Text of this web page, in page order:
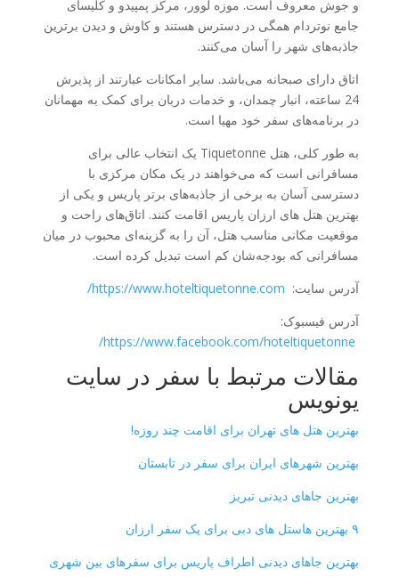
و جوش معروف است. موزه لوور، مرکز پمپیدو و کلیسای
جامع نوتردام همگی در دسترس هستند و کاوش و دیدن برترین
جاذبه‌های شهر را آسان می‌کنند.
اتاق دارای صبحانه می‌باشد. سایر امکانات عبارتند از پذیرش
24 ساعته، انبار چمدان، و خدمات دربان برای کمک به مهمانان
در برنامه‌های سفر خود مهیا است.
به طور کلی، هتل Tiquetonne یک انتخاب عالی برای
مسافرانی است که می‌خواهند در یک مکان مرکزی با
دسترسی آسان به برخی از جاذبه‌های برتر پاریس و یکی از
بهترین هتل های ارزان پاریس اقامت کنند. اتاق‌های راحت و
موقعیت مکانی مناسب هتل، آن را به گزینه‌ای محبوب در میان
مسافرانی که بودجه‌شان کم است تبدیل کرده است.
آدرس سایت: https://www.hoteltiquetonne.com/
آدرس فیسبوک:
https://www.facebook.com/hoteltiquetonne/
مقالات مرتبط با سفر در سایت
یونویس
بهترین هتل های تهران برای اقامت چند روزه!
بهترین شهرهای ایران برای سفر در تابستان
بهترین جاهای دیدنی تبریز
۹ بهترین هاستل های دبی برای یک سفر ارزان
بهترین جاهای دیدنی اطراف پاریس برای سفرهای بین شهری